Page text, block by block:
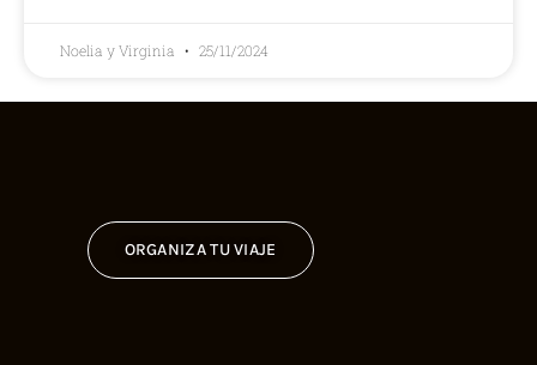
Noelia y Virginia 25/11/2024
ORGANIZA TU VIAJE